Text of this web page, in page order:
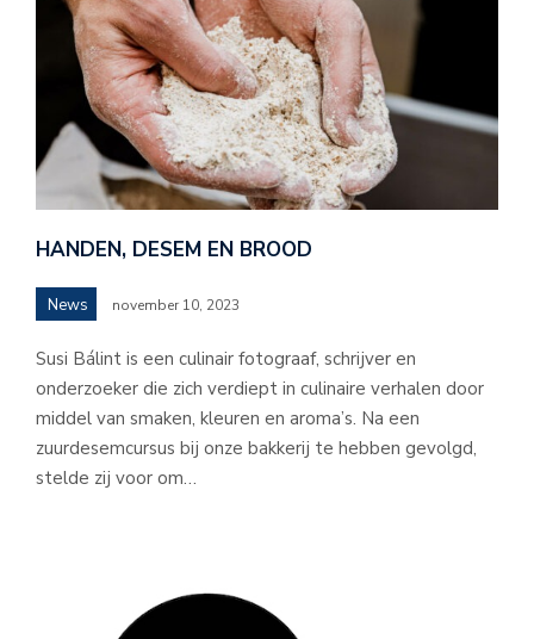
HANDEN, DESEM EN BROOD
News november 10, 2023
Susi Bálint is een culinair fotograaf, schrijver en
onderzoeker die zich verdiept in culinaire verhalen door
middel van smaken, kleuren en aroma’s. Na een
zuurdesemcursus bij onze bakkerij te hebben gevolgd,
stelde zij voor om…